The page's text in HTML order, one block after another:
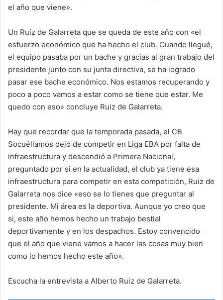
el año que viene».
Un Ruíz de Galarreta que se queda de este año con «el
esfuerzo económico que ha hecho el club. Cuando llegué,
el equipo pasaba por un bache y gracias al gran trabajo del
presidente junto con su junta directiva, se ha logrado
pasar ese bache económico. Nos estamos recuperando y
poco a poco vamos a estar como se tiene que estar. Me
quedo con eso» concluye Ruiz de Galarreta.
Hay que recordar que la temporada pasada, el CB
Socuéllamos dejó de competir en Liga EBA por falta de
infraestructura y descendió a Primera Nacional,
preguntado por si en la actualidad, el club ya tiene esa
infraestructura para competir en esta competición, Ruiz de
Galarreta nos dice «eso se lo tienes que preguntar al
presidente. Mi área es la deportiva. Aunque yo creo que
si, este año hemos hecho un trabajo bestial
deportivamente y en los despachos. Estoy convencido
que el año que viene vamos a hacer las cosas muy bien
como lo hemos hecho este año».
Escucha la entrevista a Alberto Ruiz de Galarreta.